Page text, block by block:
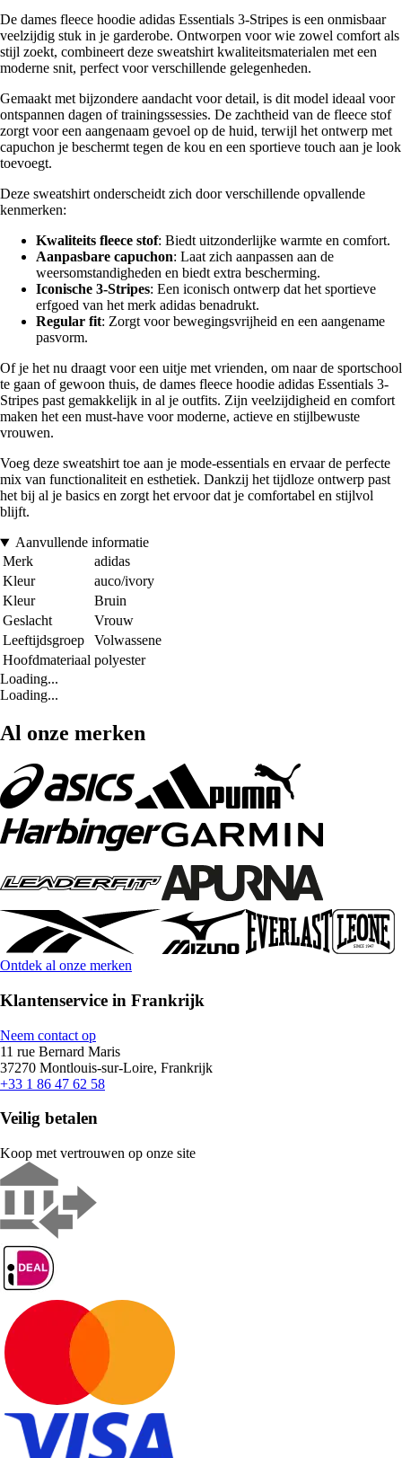
De dames fleece hoodie adidas Essentials 3-Stripes is een onmisbaar
veelzijdig stuk in je garderobe. Ontworpen voor wie zowel comfort als
stijl zoekt, combineert deze sweatshirt kwaliteitsmaterialen met een
moderne snit, perfect voor verschillende gelegenheden.
Gemaakt met bijzondere aandacht voor detail, is dit model ideaal voor
ontspannen dagen of trainingssessies. De zachtheid van de fleece stof
zorgt voor een aangenaam gevoel op de huid, terwijl het ontwerp met
capuchon je beschermt tegen de kou en een sportieve touch aan je look
toevoegt.
Deze sweatshirt onderscheidt zich door verschillende opvallende
kenmerken:
Kwaliteits fleece stof: Biedt uitzonderlijke warmte en comfort.
Aanpasbare capuchon: Laat zich aanpassen aan de
weersomstandigheden en biedt extra bescherming.
Iconische 3-Stripes: Een iconisch ontwerp dat het sportieve
erfgoed van het merk adidas benadrukt.
Regular fit: Zorgt voor bewegingsvrijheid en een aangename
pasvorm.
Of je het nu draagt voor een uitje met vrienden, om naar de sportschool
te gaan of gewoon thuis, de dames fleece hoodie adidas Essentials 3-
Stripes past gemakkelijk in al je outfits. Zijn veelzijdigheid en comfort
maken het een must-have voor moderne, actieve en stijlbewuste
vrouwen.
Voeg deze sweatshirt toe aan je mode-essentials en ervaar de perfecte
mix van functionaliteit en esthetiek. Dankzij het tijdloze ontwerp past
het bij al je basics en zorgt het ervoor dat je comfortabel en stijlvol
blijft.
Aanvullende informatie
Merk
adidas
Kleur
auco/ivory
Kleur
Bruin
Geslacht
Vrouw
Leeftijdsgroep
Volwassene
Hoofdmateriaal polyester
Loading...
Loading...
Al onze merken
Ontdek al onze merken
Klantenservice in Frankrijk
Neem contact op
11 rue Bernard Maris
37270 Montlouis-sur-Loire, Frankrijk
+33 1 86 47 62 58
Veilig betalen
Koop met vertrouwen op onze site